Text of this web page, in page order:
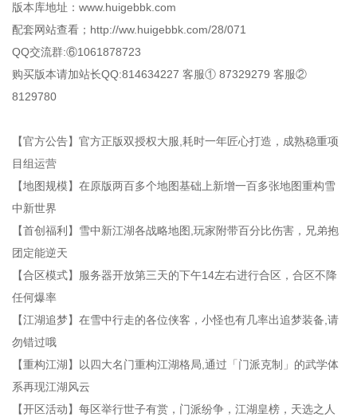
版本库地址：www.huigebbk.com
配套网站查看；http://ww.huigebbk.com/28/071
QQ交流群:⑥1061878723
购买版本请加站长QQ:814634227 客服① 87329279 客服②
8129780
【官方公告】官方正版双授权大服,耗时一年匠心打造，成熟稳重项
目组运营
【地图规模】在原版两百多个地图基础上新增一百多张地图重构雪
中新世界
【首创福利】雪中新江湖各战略地图,玩家附带百分比伤害，兄弟抱
团定能逆天
【合区模式】服务器开放第三天的下午14左右进行合区，合区不降
任何爆率
【江湖追梦】在雪中行走的各位侠客，小怪也有几率出追梦装备,请
勿错过哦
【重构江湖】以四大名门重构江湖格局,通过「门派克制」的武学体
系再现江湖风云
【开区活动】每区举行世子有赏，门派纷争，江湖皇榜，天选之人